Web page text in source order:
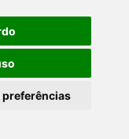
preferências
Inscrever